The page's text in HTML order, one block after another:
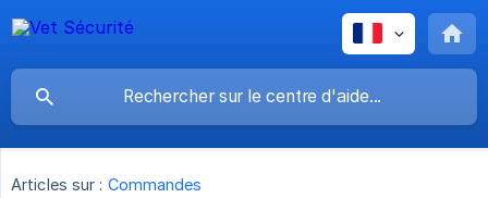
Articles sur : Commandes